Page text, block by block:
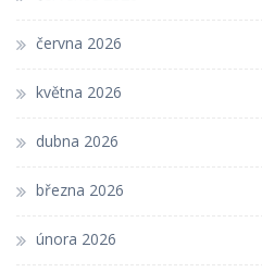
června 2026
května 2026
dubna 2026
března 2026
února 2026